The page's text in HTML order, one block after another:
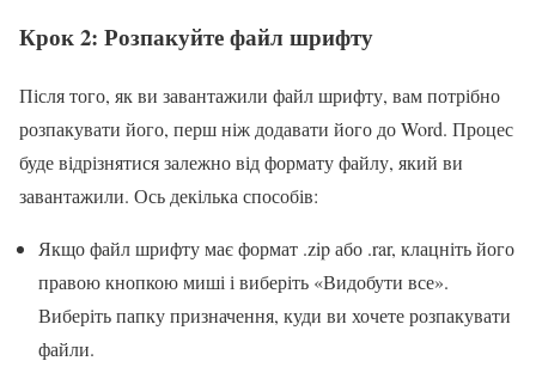
Крок 2: Розпакуйте файл шрифту
Після того, як ви завантажили файл шрифту, вам потрібно
розпакувати його, перш ніж додавати його до Word. Процес
буде відрізнятися залежно від формату файлу, який ви
завантажили. Ось декілька способів:
Якщо файл шрифту має формат .zip або .rar, клацніть його
правою кнопкою миші і виберіть «Видобути все».
Виберіть папку призначення, куди ви хочете розпакувати
файли.